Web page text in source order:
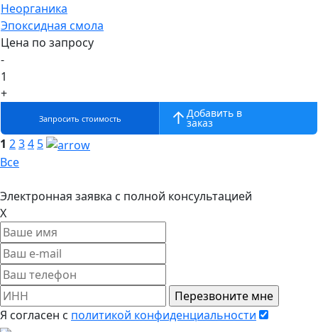
Неорганика
Эпоксидная смола
Цена по запросу
-
1
+
Запросить стоимость Добавить в
заказ
1 234 5
Все
Электронная заявка с полной консультацией
X
Я согласен c политикой конфиденциальности